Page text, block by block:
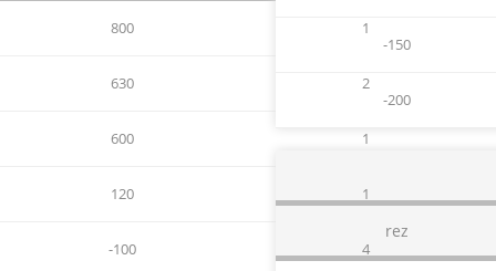
800 1
630 2
600 1
120 1
-100 4
-150
-200
rez